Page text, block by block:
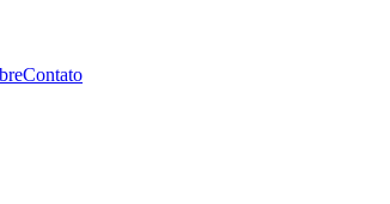
Contato